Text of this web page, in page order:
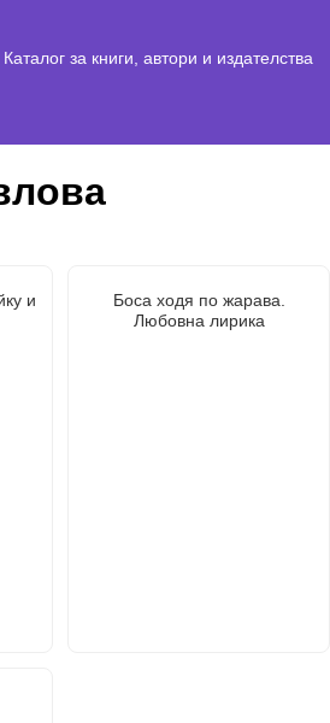
Каталог за книги, автори и издателства
и
Боса ходя по жарава.
Любовна лирика